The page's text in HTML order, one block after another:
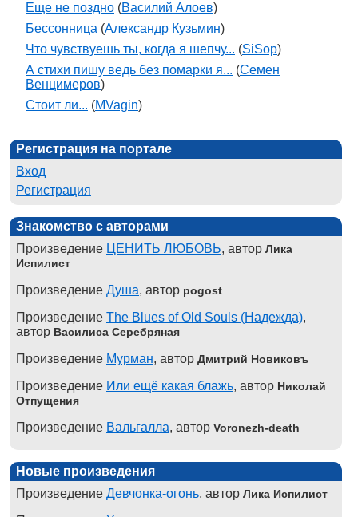
Еще не поздно (Василий Алоев)
Бессонница (Александр Кузьмин)
Что чувствуешь ты, когда я шепчу... (SiSop)
А стихи пишу ведь без помарки я... (Семен
Венцимеров)
Стоит ли... (MVagin)
Регистрация на портале
Вход
Регистрация
Знакомство с авторами
Произведение ЦЕНИТЬ ЛЮБОВЬ, автор Лика
Испилист
Произведение Душа, автор pogost
Произведение The Blues of Old Souls (Надежда),
автор Василиса Серебряная
Произведение Мурман, автор Дмитрий Новиковъ
Произведение Или ещё какая блажь, автор Николай
Отпущения
Произведение Вальгалла, автор Voronezh-death
Новые произведения
Произведение Девчонка-огонь, автор Лика Испилист